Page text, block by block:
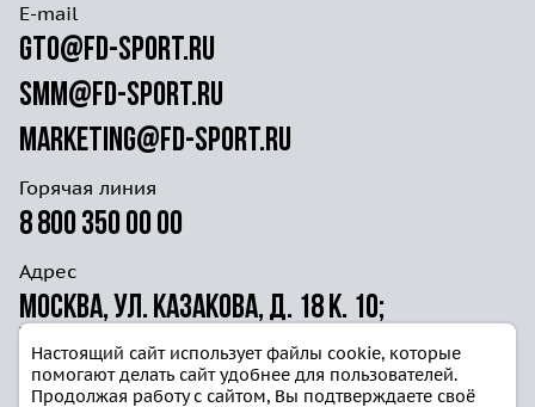
E-mail
gto@fd-sport.ru
smm@fd-sport.ru
marketing@fd-sport.ru
Горячая линия
8 800 350 00 00
Адрес
Москва, ул. Казакова, д. 18 к. 10;
ул. Волочаевская д. 40г ст. 4
Настоящий сайт использует файлы cookie, которые
помогают делать сайт удобнее для пользователей.
Продолжая работу с сайтом, Вы подтверждаете своё